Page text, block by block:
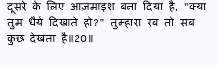
दूसरे के लिए आज़माइश बना दिया है, "क्या
तुम धैर्य दिखाते हो?" तुम्हारा रब तो सब
कुछ देखता है॥20॥